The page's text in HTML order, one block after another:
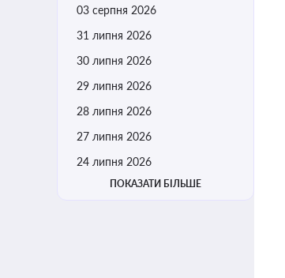
03 серпня 2026
31 липня 2026
30 липня 2026
29 липня 2026
28 липня 2026
27 липня 2026
24 липня 2026
ПОКАЗАТИ БІЛЬШЕ